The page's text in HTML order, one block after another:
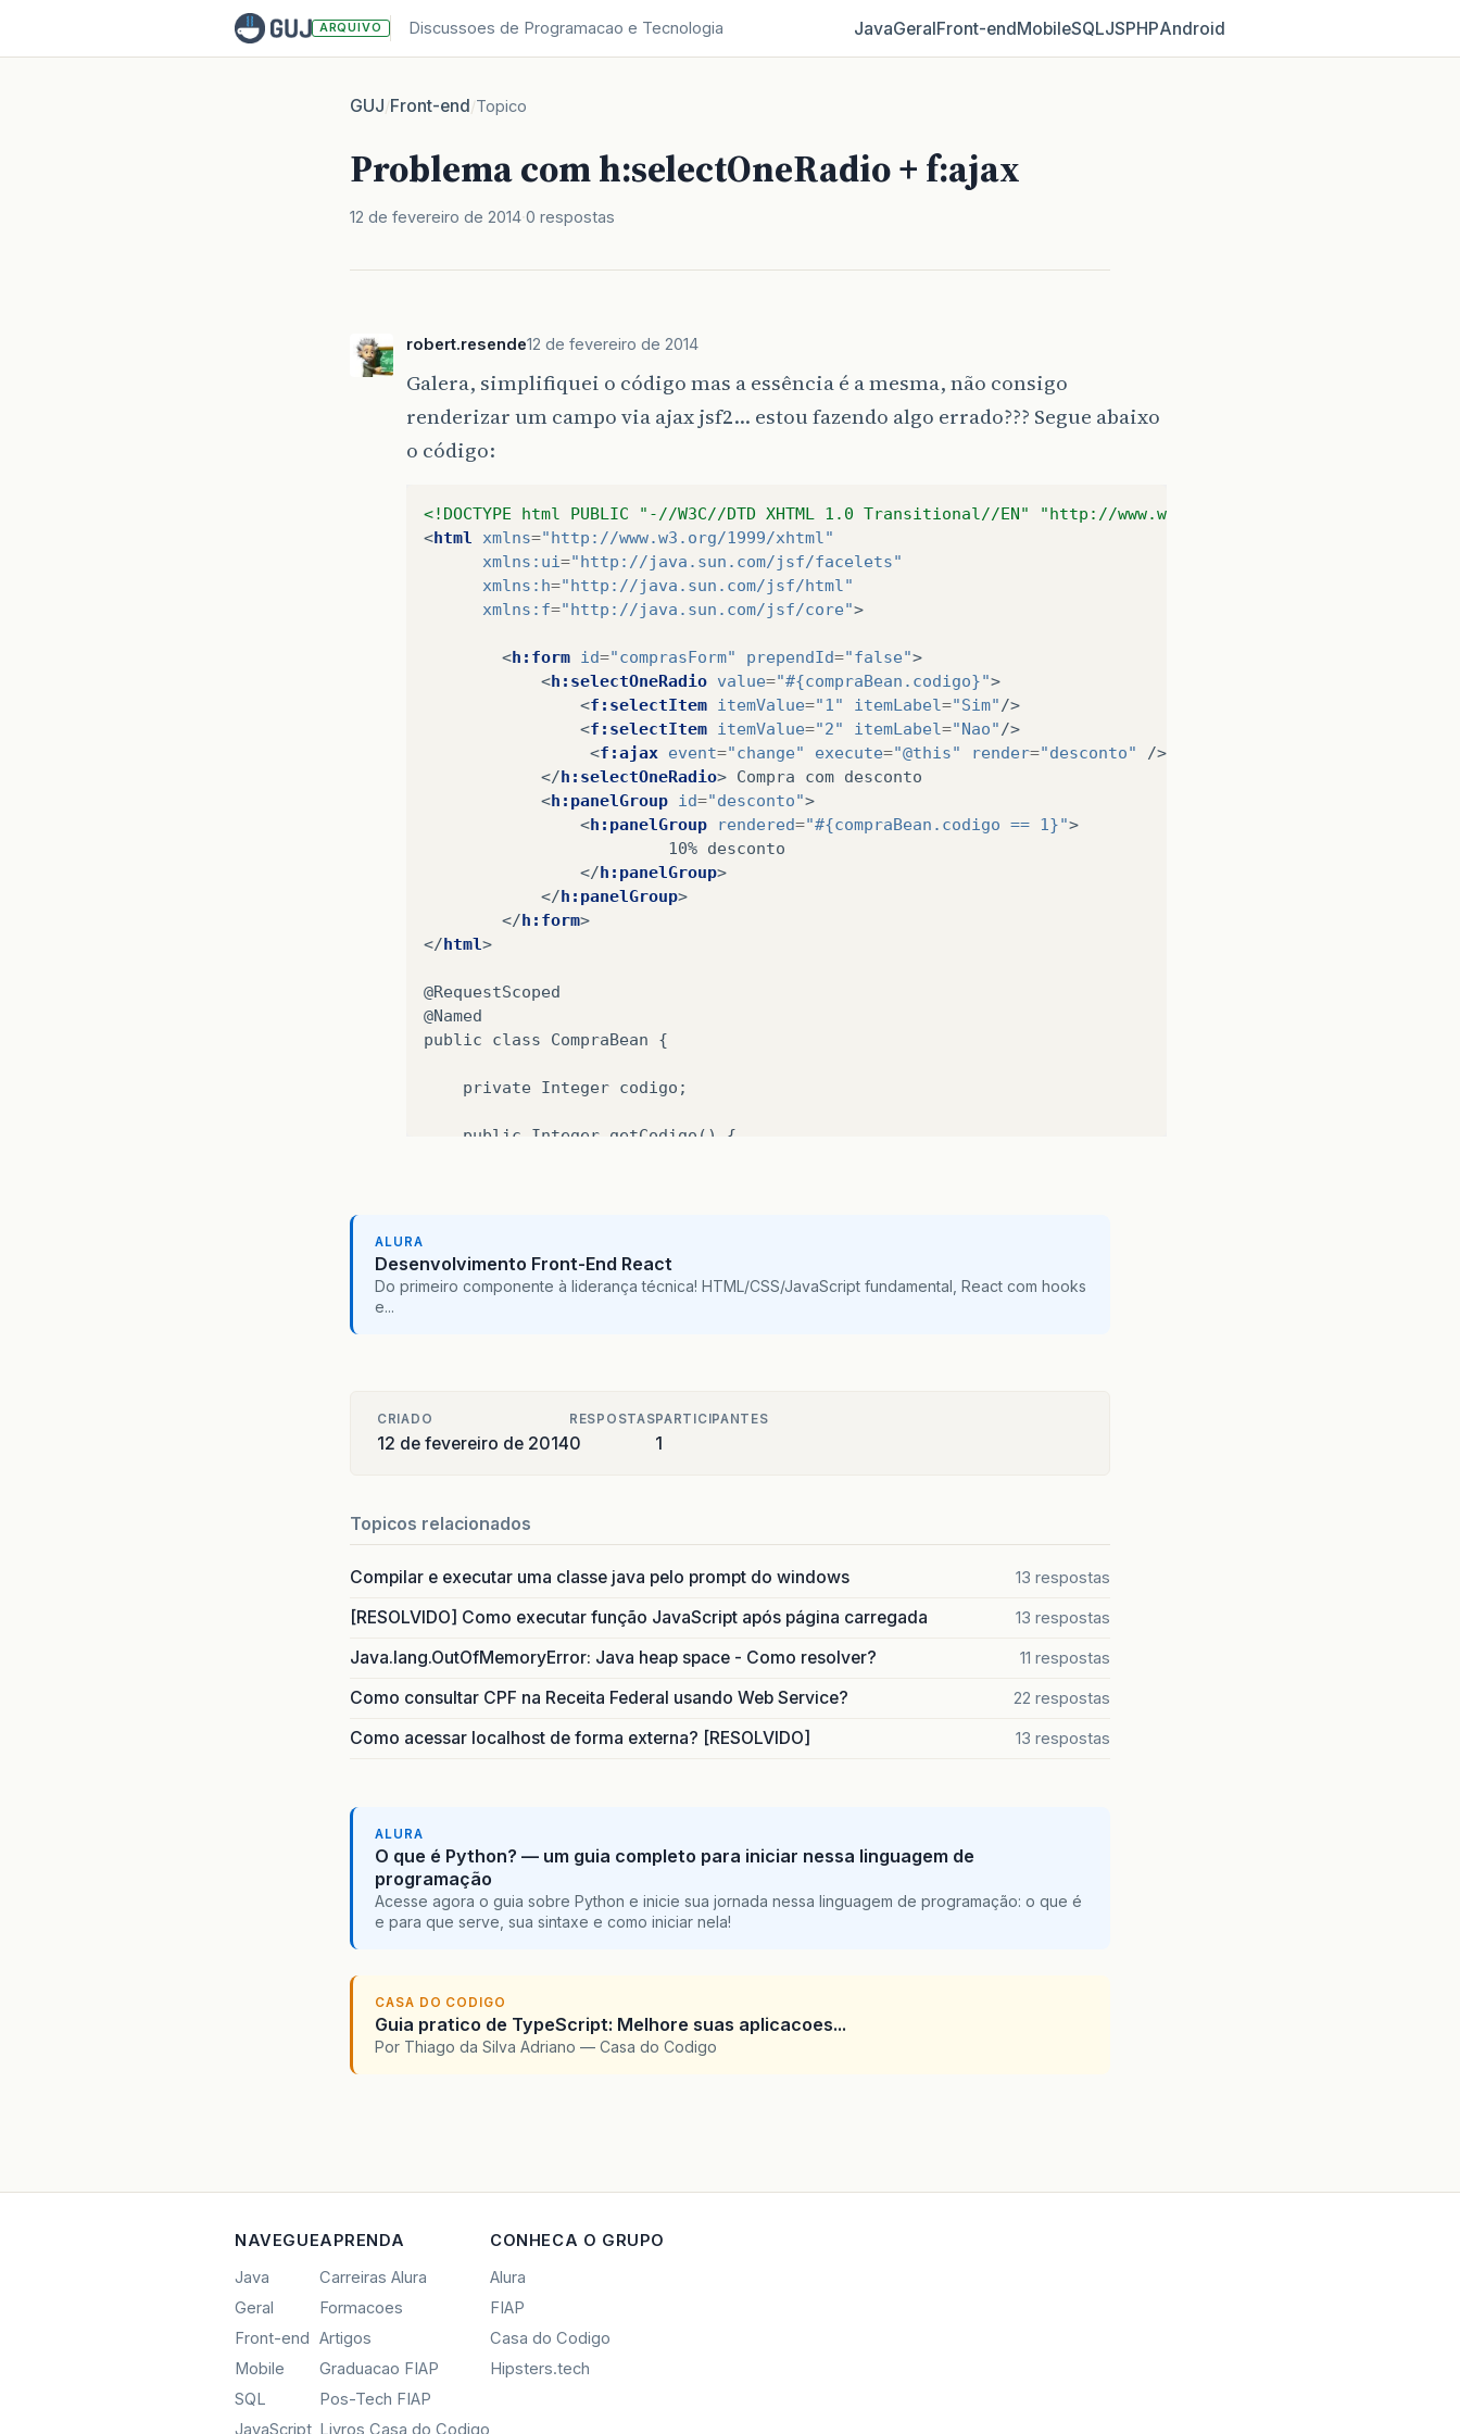
ARQUIVO Discussoes de Programacao e Tecnologia JavaGeralFront‑endMobileSQLJSPHPAndroid
GUJ/Front-end/Topico
Problema com h:selectOneRadio + f:ajax
12 de fevereiro de 2014 0 respostas
robert.resende12 de fevereiro de 2014
Galera, simplifiquei o código mas a essência é a mesma, não consigo
renderizar um campo via ajax jsf2… estou fazendo algo errado??? Segue abaixo
o código:
<!DOCTYPE html PUBLIC "-//W3C//DTD XHTML 1.0 Transitional//EN" "http://www.w3.org/TR/xhtml1/DTD/
<html xmlns="http://www.w3.org/1999/xhtml"
xmlns:ui="http://java.sun.com/jsf/facelets"
xmlns:h="http://java.sun.com/jsf/html"
xmlns:f="http://java.sun.com/jsf/core">
<h:form id="comprasForm" prependId="false">
<h:selectOneRadio value="#{compraBean.codigo}">
<f:selectItem itemValue="1" itemLabel="Sim" />
<f:selectItem itemValue="2" itemLabel="Nao" />
<f:ajax event="change" execute="@this" render="desconto"
/>
</h:selectOneRadio> Compra com desconto
<h:panelGroup id="desconto">
<h:panelGroup rendered="#{compraBean.codigo == 1}">
</h:panelGroup>
</h:panelGroup>
</h:form>
</html>
@RequestScoped
@Named
public class CompraBean {
		this.codigo = codigo;
	}
ALURA
Desenvolvimento Front-End React
Do primeiro componente à liderança técnica! HTML/CSS/JavaScript fundamental, React com hooks
e...
CRIADO
12 de fevereiro de 2014
RESPOSTAS
0
PARTICIPANTES
1
Topicos relacionados
Compilar e executar uma classe java pelo prompt do windows 13 respostas
[RESOLVIDO] Como executar função JavaScript após página carregada 13 respostas
Java.lang.OutOfMemoryError: Java heap space - Como resolver? 11 respostas
Como consultar CPF na Receita Federal usando Web Service? 22 respostas
Como acessar localhost de forma externa? [RESOLVIDO] 13 respostas
ALURA
O que é Python? — um guia completo para iniciar nessa linguagem de
programação
Acesse agora o guia sobre Python e inicie sua jornada nessa linguagem de programação: o que é
e para que serve, sua sintaxe e como iniciar nela!
CASA DO CODIGO
Guia pratico de TypeScript: Melhore suas aplicacoes...
Por Thiago da Silva Adriano — Casa do Codigo
NAVEGUE
Java
Geral
Front-end
Mobile
SQL
JavaScript
APRENDA
Carreiras Alura
Formacoes
Artigos
Graduacao FIAP
Pos-Tech FIAP
Livros Casa do Codigo
CONHECA O GRUPO
Alura
FIAP
Casa do Codigo
Hipsters.tech